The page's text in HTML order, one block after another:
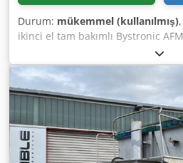
Durum: mükemmel (kullanılmış)
ikinci el tam bakımlı Bystronic
cnc pres freni: Model: Afm Ewards
Bystronic Djdpfx Ajr T Erujidock
kontrol - popüler kontrol Çalışma
3metre Maks. baskı kuvveti kN:
strok 200mm Bükme döngüsü 1-10
100mm/s Hızlı dönüş 95mm/s 2
X ekseni Toplam 4 eksen
ve eğitim düzenlenebilir